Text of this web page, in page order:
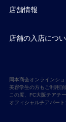
店舗情報
店舗の入店につ
岡本商会オンラインシ
美容学生の方もご利用頂
この度、FC大阪チアチ
オフィシャルチアパー